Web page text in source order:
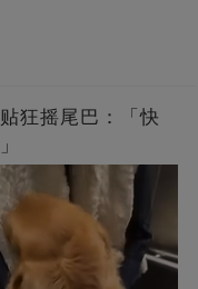
狂摇尾巴：「快